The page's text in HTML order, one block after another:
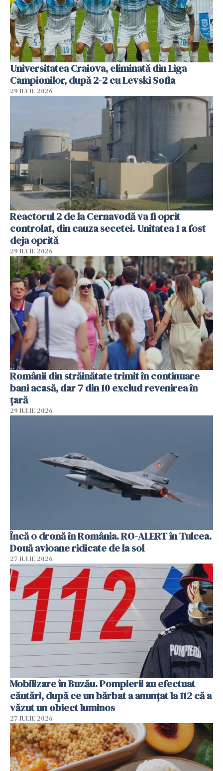
Universitatea Craiova, eliminată din Liga
Campionilor, după 2-2 cu Levski Sofia
29 IULIE 2026
Reactorul 2 de la Cernavodă va fi oprit
controlat, din cauza secetei. Unitatea 1 a fost
deja oprită
29 IULIE 2026
Românii din străinătate trimit în continuare
bani acasă, dar 7 din 10 exclud revenirea în
țară
29 IULIE 2026
Încă o dronă în România. RO-ALERT în Tulcea.
Două avioane ridicate de la sol
27 IULIE 2026
Mobilizare în Buzău. Pompierii au efectuat
căutări, după ce un bărbat a anunțat la 112 că a
văzut un obiect luminos
27 IULIE 2026